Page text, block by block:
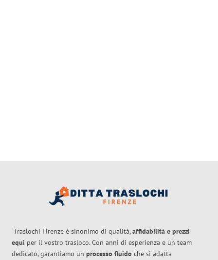
Traslochi Firenze è sinonimo di qualità,affidabilità e prezzi
equi per il vostro trasloco. Con anni di esperienza e un team
dedicato, garantiamo un processo fluido che si adatta